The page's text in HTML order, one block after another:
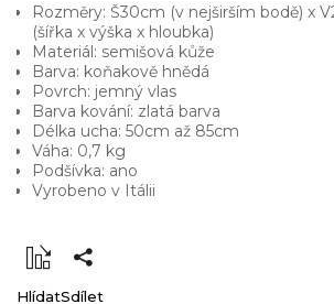
Rozměry: Š30cm (v nejširším bodě) x
(šířka x výška x hloubka)
Materiál: semišová kůže
Barva: koňakově hnědá
Povrch: jemný vlas
Barva kování: zlatá barva
Délka ucha: 50cm až 85cm
Váha: 0,7 kg
Podšívka: ano
Vyrobeno v Itálii
HlídatSdílet